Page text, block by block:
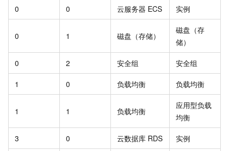
0 0 云服务器 ECS 实例
0 1 磁盘（存储）
磁盘（存
储）
0 2 安全组 安全组
1 0 负载均衡 负载均衡
1 1 负载均衡
应用型负载
均衡
3 0 云数据库 RDS 实例